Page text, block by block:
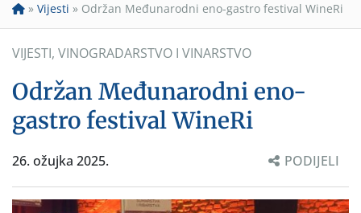
» Vijesti » Održan Međunarodni eno-gastro festival WineRi
VIJESTI, VINOGRADARSTVO I VINARSTVO
Održan Međunarodni eno-
gastro festival WineRi
26. ožujka 2025. PODIJELI